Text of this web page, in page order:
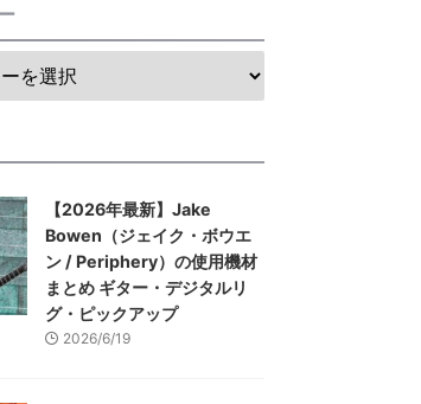
【2026年最新】Jake
Bowen（ジェイク・ボウエ
ン / Periphery）の使用機材
まとめ ギター・デジタルリ
グ・ピックアップ
2026/6/19